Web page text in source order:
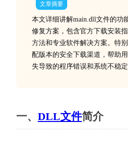
文章摘要
本文详细讲解main.dll文件的功
修复方案，包含官方下载安装
方法和专业软件解决方案。特
配版本的安全下载渠道，帮助
失导致的程序错误和系统不稳定
一、 DLL文件简介